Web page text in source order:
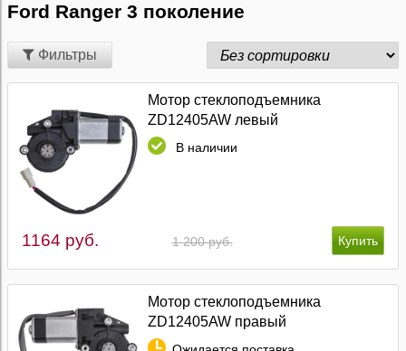
Ford Ranger 3 поколение
Фильтры
Мотор стеклоподъемника
ZD12405AW левый
В наличии
1 200 руб.
1164 руб.
Мотор стеклоподъемника
ZD12405AW правый